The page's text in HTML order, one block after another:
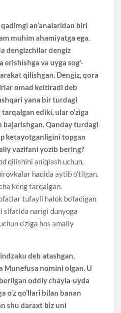
an’analaridan biri
muhim ahamiyatga ega.
dengizchilar dengiz
va uyga sog‘-
qilishgan. Dengiz, qora
omad keltiradi deb
yana bir turdagi
ediki, ular o‘ziga
bajarishgan. Qanday turdagi
ketayotganligini topgan
vazifani yozib bering?
qilishini aniqlash uchun.
haqida aytib o‘tilgan.
keng tarqalgan.
tufayli halok bo‘ladigan
sifatida narigi dunyoga
o‘ziga hos amaliy
deb atashgan,
Munefusa nomini olgan. U
oddiy chayla-uyda
o‘z qo‘llari bilan banan
shu daraxt biz uni